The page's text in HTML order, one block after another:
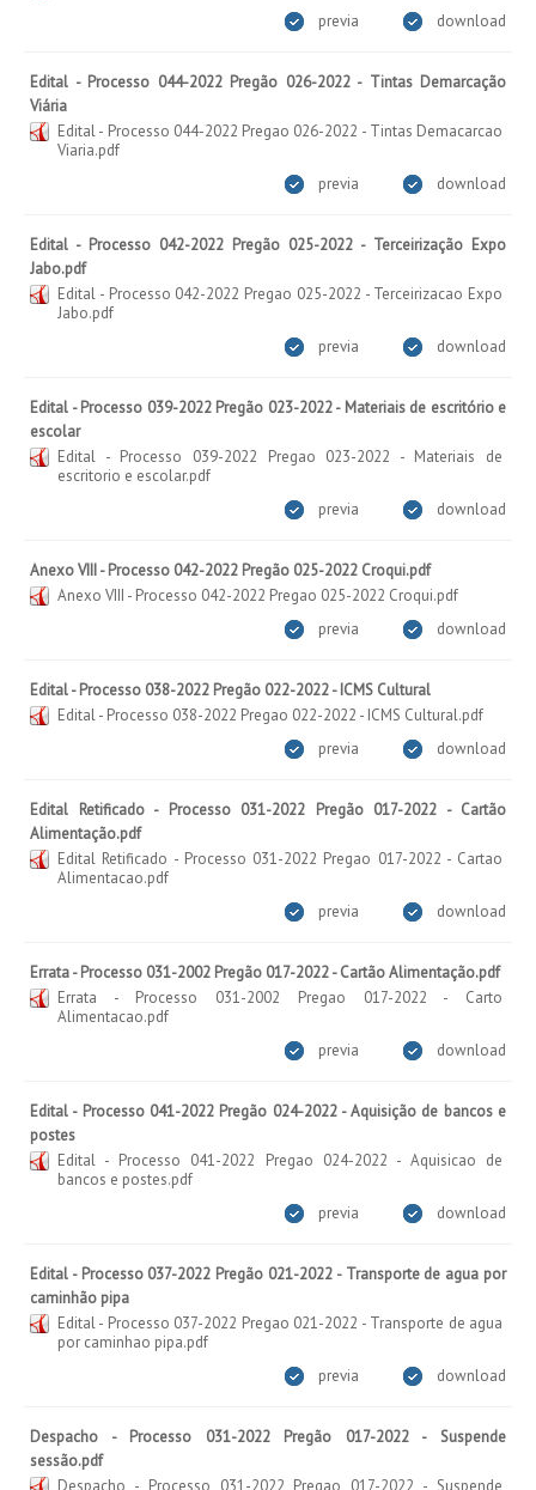
download
previa
Edital - Processo 044-2022 Pregão 026-2022 - Tintas Demarcação
Viária
Edital - Processo 044-2022 Pregao 026-2022 - Tintas Demacarcao
Viaria.pdf
download
previa
Edital - Processo 042-2022 Pregão 025-2022 - Terceirização Expo
Jabo.pdf
Edital - Processo 042-2022 Pregao 025-2022 - Terceirizacao Expo
Jabo.pdf
download
previa
Edital - Processo 039-2022 Pregão 023-2022 - Materiais de escritório e
escolar
Edital - Processo 039-2022 Pregao 023-2022 - Materiais de
escritorio e escolar.pdf
download
previa
Anexo VIII - Processo 042-2022 Pregão 025-2022 Croqui.pdf
Anexo VIII - Processo 042-2022 Pregao 025-2022 Croqui.pdf
download
previa
Edital - Processo 038-2022 Pregão 022-2022 - ICMS Cultural
Edital - Processo 038-2022 Pregao 022-2022 - ICMS Cultural.pdf
download
previa
Edital Retificado - Processo 031-2022 Pregão 017-2022 - Cartão
Alimentação.pdf
Edital Retificado - Processo 031-2022 Pregao 017-2022 - Cartao
Alimentacao.pdf
download
previa
Errata - Processo 031-2002 Pregão 017-2022 - Cartão Alimentação.pdf
Errata - Processo 031-2002 Pregao 017-2022 - Carto
Alimentacao.pdf
download
previa
Edital - Processo 041-2022 Pregão 024-2022 - Aquisição de bancos e
postes
Edital - Processo 041-2022 Pregao 024-2022 - Aquisicao de
bancos e postes.pdf
download
previa
Edital - Processo 037-2022 Pregão 021-2022 - Transporte de agua por
caminhão pipa
Edital - Processo 037-2022 Pregao 021-2022 - Transporte de agua
por caminhao pipa.pdf
download
previa
Despacho - Processo 031-2022 Pregão 017-2022 - Suspende
sessão.pdf
Despacho - Processo 031-2022 Pregao 017-2022 - Suspende